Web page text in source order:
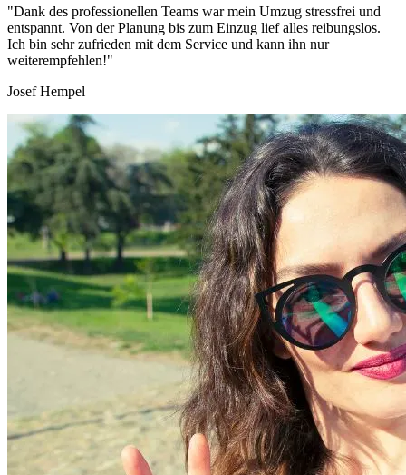
"Dank des professionellen Teams war mein Umzug stressfrei und
entspannt. Von der Planung bis zum Einzug lief alles reibungslos.
Ich bin sehr zufrieden mit dem Service und kann ihn nur
weiterempfehlen!"
Josef Hempel